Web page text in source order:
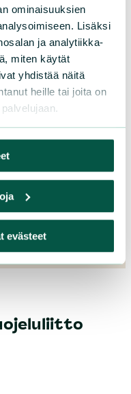
ominaisuuksien
Lisäksi
ja analytiikka-
miten käytät
yhdistää näitä
heille tai joita on
evästeet